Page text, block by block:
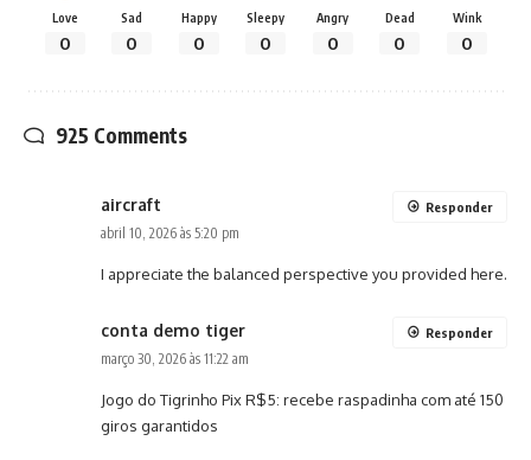
Love
0
Sad
0
Happy
0
Sleepy
0
Angry
0
Dead
0
Wink
0
925 Comments
aircraft
abril 10, 2026 às 5:20 pm
I appreciate the balanced perspective you provided here.
Responder
conta demo tiger
março 30, 2026 às 11:22 am
Jogo do Tigrinho Pix R$5: recebe raspadinha com até 150
giros garantidos
Responder